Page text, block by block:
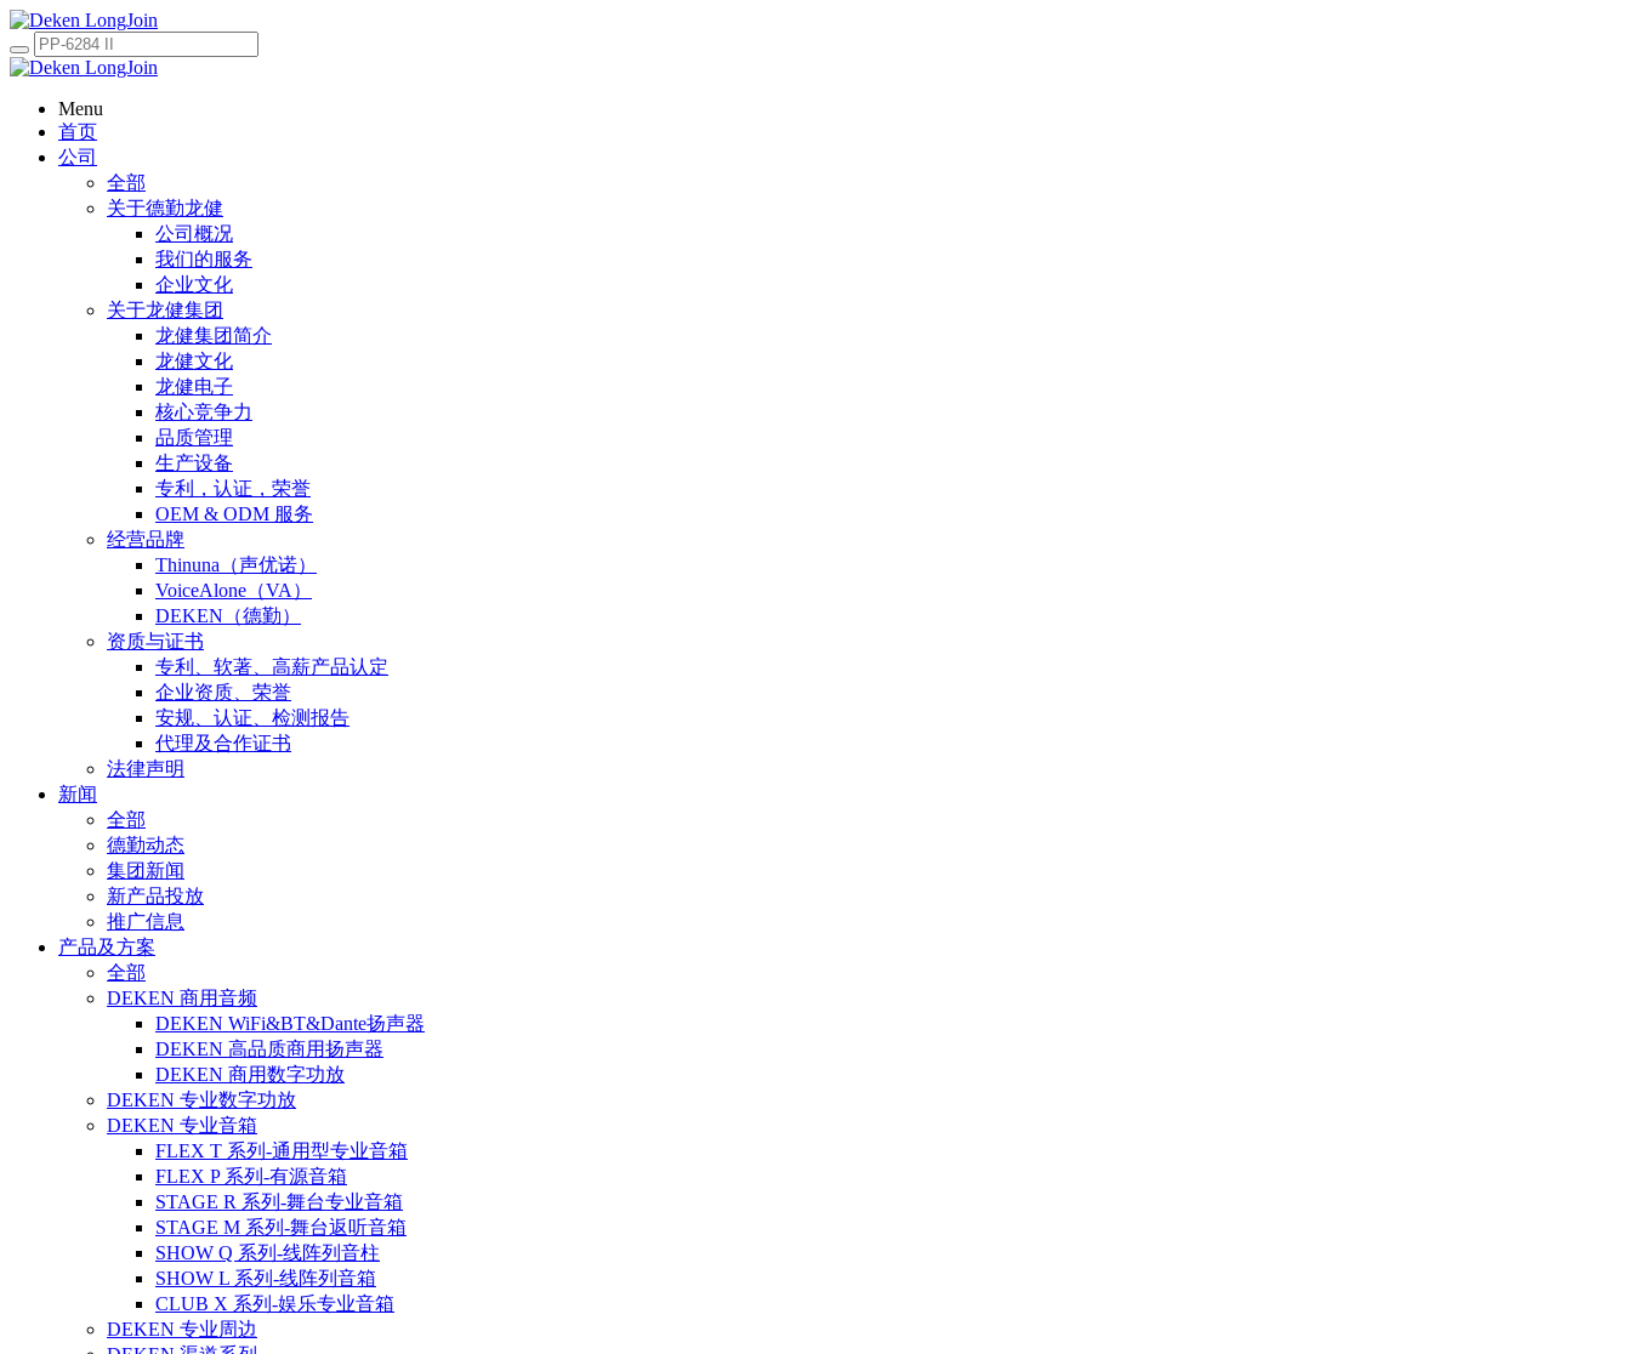
Menu
首页
公司
全部
关于德勤龙健
公司概况
我们的服务
企业文化
关于龙健集团
龙健集团简介
龙健文化
龙健电子
核心竞争力
品质管理
生产设备
专利，认证，荣誉
OEM & ODM 服务
经营品牌
Thinuna（声优诺）
VoiceAlone（VA）
DEKEN（德勤）
资质与证书
专利、软著、高薪产品认定
企业资质、荣誉
安规、认证、检测报告
代理及合作证书
法律声明
新闻
全部
德勤动态
集团新闻
新产品投放
推广信息
产品及方案
全部
DEKEN 商用音频
DEKEN WiFi&BT&Dante扬声器
DEKEN 高品质商用扬声器
DEKEN 商用数字功放
DEKEN 专业数字功放
DEKEN 专业音箱
FLEX T 系列-通用型专业音箱
FLEX P 系列-有源音箱
STAGE R 系列-舞台专业音箱
STAGE M 系列-舞台返听音箱
SHOW Q 系列-线阵列音柱
SHOW L 系列-线阵列音箱
CLUB X 系列-娱乐专业音箱
DEKEN 专业周边